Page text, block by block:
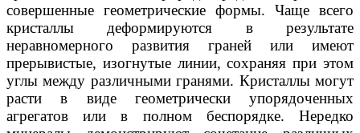
совершенные геометрические формы. Чаще всего
кристаллы деформируются в результате
неравномерного развития граней или имеют
прерывистые, изогнутые линии, сохраняя при этом
углы между различными гранями. Кристаллы могут
расти в виде геометрически упорядоченных
агрегатов или в полном беспорядке. Нередко